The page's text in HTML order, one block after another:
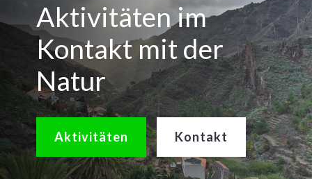
Aktivitäten im
Kontakt mit der
Natur
Aktivitäten Kontakt